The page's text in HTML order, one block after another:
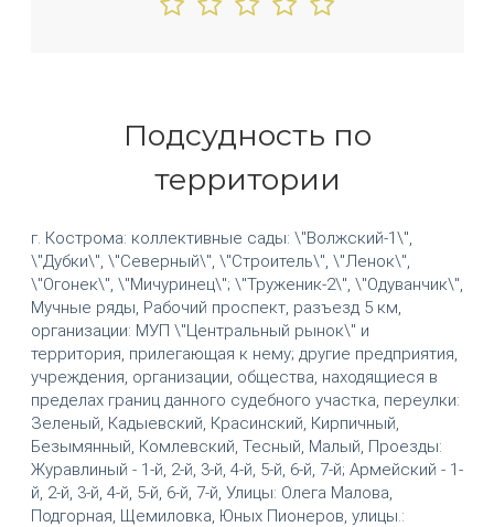
Подсудность по
территории
г. Кострома: коллективные сады: \"Волжский-1\",
\"Дубки\", \"Северный\", \"Строитель\", \"Ленок\",
\"Огонек\", \"Мичуринец\"; \"Труженик-2\", \"Одуванчик\",
Мучные ряды, Рабочий проспект, разъезд 5 км,
организации: МУП \"Центральный рынок\" и
территория, прилегающая к нему; другие предприятия,
учреждения, организации, общества, находящиеся в
пределах границ данного судебного участка, переулки:
Зеленый, Кадыевский, Красинский, Кирпичный,
Безымянный, Комлевский, Тесный, Малый, Проезды:
Журавлиный - 1-й, 2-й, 3-й, 4-й, 5-й, 6-й, 7-й; Армейский - 1-
й, 2-й, 3-й, 4-й, 5-й, 6-й, 7-й, Улицы: Олега Малова,
Подгорная, Щемиловка, Юных Пионеров, улицы.: